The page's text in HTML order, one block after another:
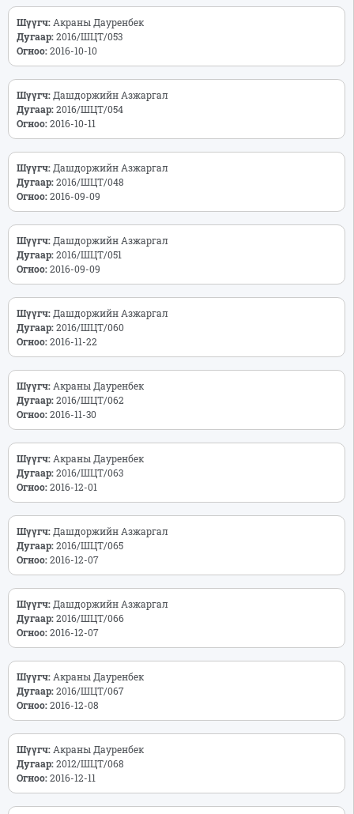
Шүүгч: Акраны Дауренбек
Дугаар:2016/ШЦТ/053
Огноо:2016-10-10
Шүүгч: Дашдоржийн Азжаргал
Дугаар:2016/ШЦТ/054
Огноо:2016-10-11
Шүүгч: Дашдоржийн Азжаргал
Дугаар:2016/ШЦТ/048
Огноо:2016-09-09
Шүүгч: Дашдоржийн Азжаргал
Дугаар:2016/ШЦТ/051
Огноо:2016-09-09
Шүүгч: Дашдоржийн Азжаргал
Дугаар:2016/ШЦТ/060
Огноо:2016-11-22
Шүүгч: Акраны Дауренбек
Дугаар:2016/ШЦТ/062
Огноо:2016-11-30
Шүүгч: Акраны Дауренбек
Дугаар:2016/ШЦТ/063
Огноо:2016-12-01
Шүүгч: Дашдоржийн Азжаргал
Дугаар:2016/ШЦТ/065
Огноо:2016-12-07
Шүүгч: Дашдоржийн Азжаргал
Дугаар:2016/ШЦТ/066
Огноо:2016-12-07
Шүүгч: Акраны Дауренбек
Дугаар:2016/ШЦТ/067
Огноо:2016-12-08
Шүүгч: Акраны Дауренбек
Дугаар:2012/ШЦТ/068
Огноо:2016-12-11